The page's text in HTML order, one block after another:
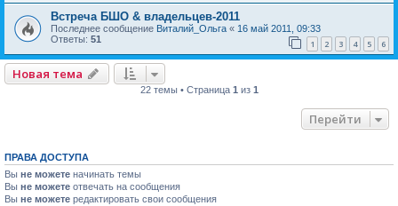
Встреча БШО & владельцев-2011
Последнее сообщение Виталий_Ольга « 16 май 2011, 09:33
Ответы: 51 1 2 3 4 5 6
Новая тема
22 темы • Страница 1 из 1
Перейти
ПРАВА ДОСТУПА
Вы не можете начинать темы
Вы не можете отвечать на сообщения
Вы не можете редактировать свои сообщения